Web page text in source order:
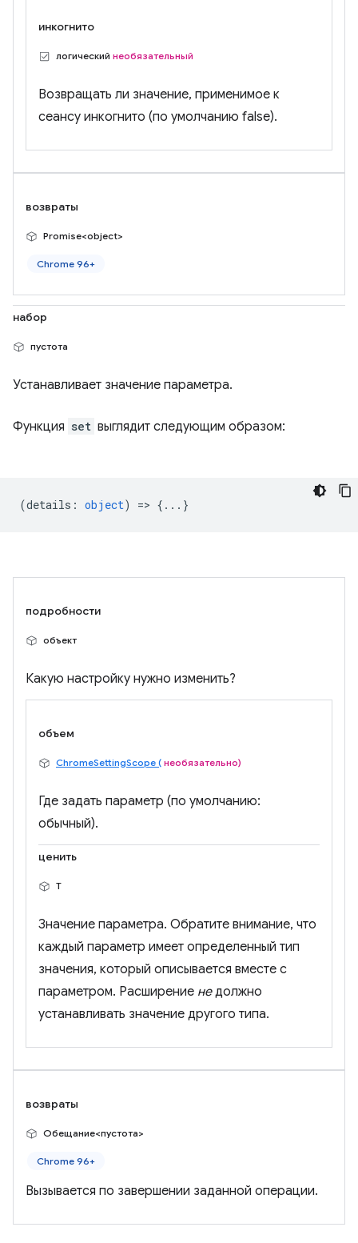
инкогнито
логический необязательный
Возвращать ли значение, применимое к
сеансу инкогнито (по умолчанию false).
возвраты
Promise<object>
Chrome 96+
набор
пустота
Устанавливает значение параметра.
Функция set выглядит следующим образом:
(details : object) => {...}
подробности
объект
Какую настройку нужно изменить?
объем
ChromeSettingScope ( необязательно)
Где задать параметр (по умолчанию:
обычный).
ценить
Т
Значение параметра. Обратите внимание, что
каждый параметр имеет определенный тип
значения, который описывается вместе с
параметром. Расширение недолжно
устанавливать значение другого типа.
возвраты
Обещание<пустота>
Chrome 96+
Вызывается по завершении заданной операции.